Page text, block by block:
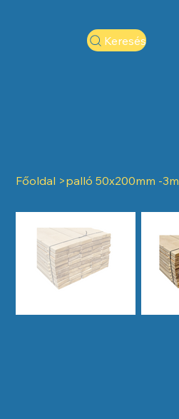
Keresés
Főoldal >palló 50x200mm -3m